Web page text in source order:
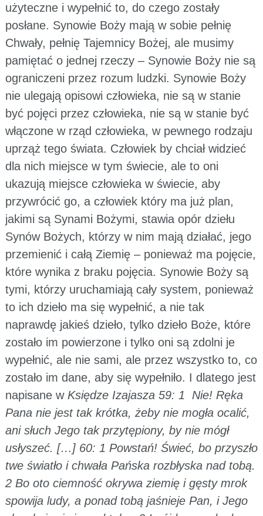
użyteczne i wypełnić to, do czego zostały
posłane. Synowie Boży mają w sobie pełnię
Chwały, pełnię Tajemnicy Bożej, ale musimy
pamiętać o jednej rzeczy – Synowie Boży nie są
ograniczeni przez rozum ludzki. Synowie Boży
nie ulegają opisowi człowieka, nie są w stanie
być pojęci przez człowieka, nie są w stanie być
włączone w rząd człowieka, w pewnego rodzaju
uprząż tego świata. Człowiek by chciał widzieć
dla nich miejsce w tym świecie, ale to oni
ukazują miejsce człowieka w świecie, aby
przywrócić go, a człowiek który ma już plan,
jakimi są Synami Bożymi, stawia opór dziełu
Synów Bożych, którzy w nim mają działać, jego
przemienić i całą Ziemię – ponieważ ma pojęcie,
które wynika z braku pojęcia. Synowie Boży są
tymi, którzy uruchamiają cały system, ponieważ
to ich dzieło ma się wypełnić, a nie tak
naprawdę jakieś dzieło, tylko dzieło Boże, które
zostało im powierzone i tylko oni są zdolni je
wypełnić, ale nie sami, ale przez wszystko to, co
zostało im dane, aby się wypełniło. I dlatego jest
napisane w Księdze Izajasza 59: 1 Nie! Ręka
Pana nie jest tak krótka, żeby nie mogła ocalić,
ani słuch Jego tak przytępiony, by nie mógł
usłyszeć. […] 60: 1 Powstań! Świeć, bo przyszło
twe światło i chwała Pańska rozbłyska nad tobą.
2 Bo oto ciemność okrywa ziemię i gęsty mrok
spowija ludy, a ponad tobą jaśnieje Pan, i Jego